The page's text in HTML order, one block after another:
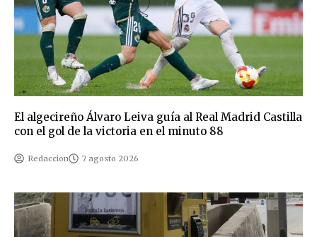
El algecireño Álvaro Leiva guía al Real Madrid Castilla
con el gol de la victoria en el minuto 88
Redaccion 7 agosto 2026